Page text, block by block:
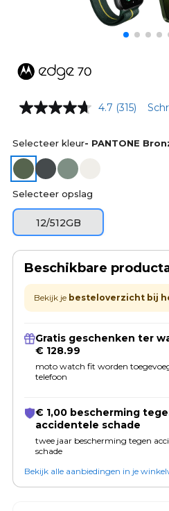
4.7 (315)
Selecteer kleur- PANTONE
Selecteer opslag
12/512GB
Beschikbare
Bekijk je besteloverzicht bij
Gratis geschenken ter
€ 128.99
moto watch fit worden
telefoon
€ 1,00 bescherming
accidentele schade
twee jaar bescherming tegen
schade
Bekijk alle aanbiedingen in je